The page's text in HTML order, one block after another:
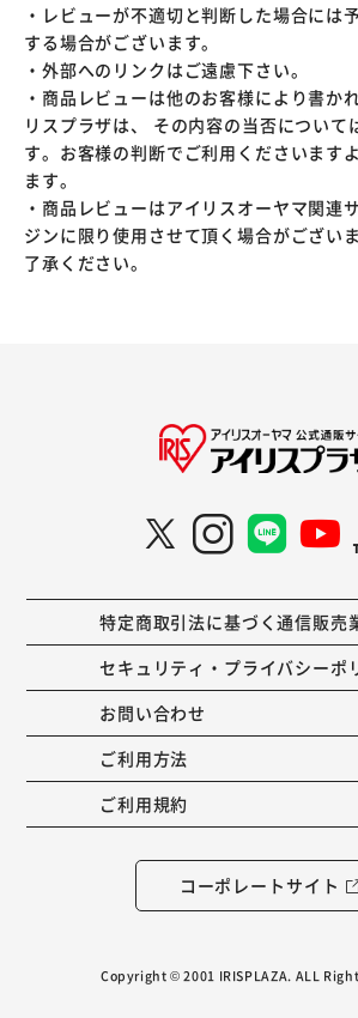
・レビューが不適切と判断した場合には
する場合がございます。
・外部へのリンクはご遠慮下さい。
・商品レビューは他のお客様により書か
リスプラザは、 その内容の当否について
す。お客様の判断でご利用くださいます
ます。
・商品レビューはアイリスオーヤマ関連
ジンに限り使用させて頂く場合がござい
了承ください。
特定商取引法に基づく通信販売
セキュリティ・プライバシーポ
お問い合わせ
ご利用方法
ご利用規約
コーポレートサイト
Copyright © 2001 IRISPLAZA. ALL